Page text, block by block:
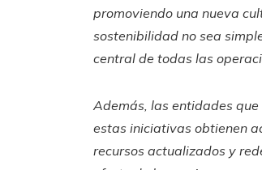
promoviendo una nueva
sostenibilidad no sea
central de todas las
Además, las entidades
estas iniciativas obtienen
recursos actualizados y